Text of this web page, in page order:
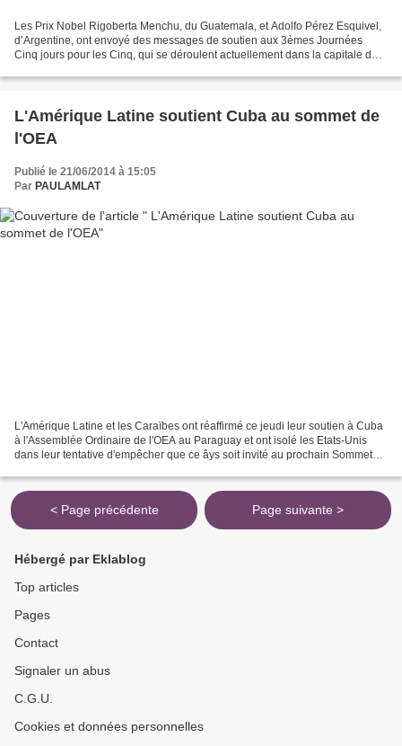
Les Prix Nobel Rigoberta Menchu, du Guatemala, et Adolfo Pérez Esquivel,
d’Argentine, ont envoyé des messages de soutien aux 3èmes Journées
Cinq jours pour les Cinq, qui se déroulent actuellement dans la capitale des
L'Amérique Latine soutient Cuba au sommet de
l'OEA
Publié le 21/06/2014 à 15:05
Par PAULAMLAT
L'Amérique Latine et les Caraïbes ont réaffirmé ce jeudi leur soutien à Cuba
à l'Assemblée Ordinaire de l'OEA au Paraguay et ont isolé les Etats-Unis
dans leur tentative d'empêcher que ce âys soit invité au prochain Sommet
< Page précédente Page suivante >
Hébergé par Eklablog
Top articles
Pages
Contact
Signaler un abus
C.G.U.
Cookies et données personnelles